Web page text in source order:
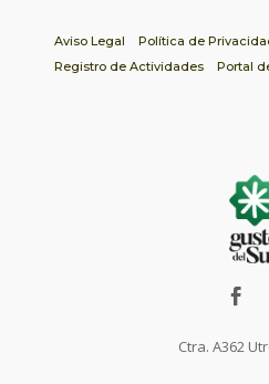
Aviso Legal Política de
Registro de Actividades
Portal
Ctra. A362